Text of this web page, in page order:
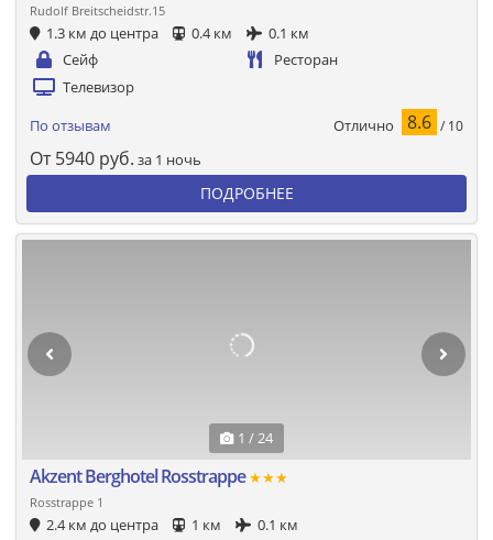
Rudolf Breitscheidstr.15
1.3 км до центра 0.4 км
0.1 км
Сейф
Ресторан
Телевизор
По отзывам Отлично 8.6 / 10
От 5940 руб. за 1 ночь
ПОДРОБНЕЕ
1 / 24
Akzent Berghotel Rosstrappe★★★
Rosstrappe 1
2.4 км до центра 1 км
0.1 км